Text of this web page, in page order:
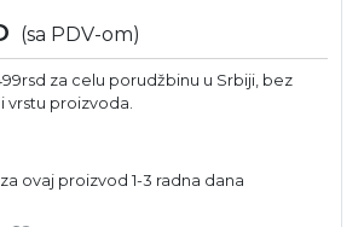
(sa PDV-om)
za celu porudžbinu u Srbiji, bez
vrstu proizvoda.
ovaj proizvod 1-3 radna dana